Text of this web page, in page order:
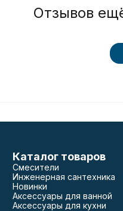
Отзывов
Каталог товаров
Смесители
Инженерная сантехника
Новинки
Аксессуары для ванной
Аксессуары для кухни